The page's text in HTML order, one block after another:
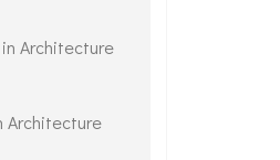
Architecture
Architecture